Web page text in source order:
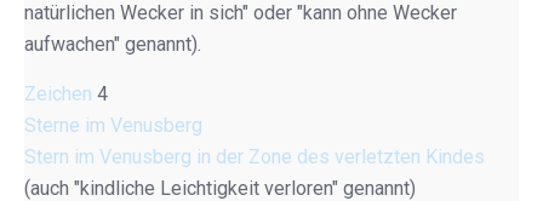
natürlichen Wecker in sich" oder "kann ohne Wecker
aufwachen" genannt).
Zeichen 4
Sterne im Venusberg
Stern im Venusberg in der Zone des verletzten Kindes
(auch "kindliche Leichtigkeit verloren" genannt)